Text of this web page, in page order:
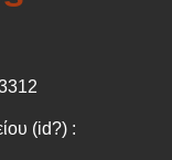
(id?) :